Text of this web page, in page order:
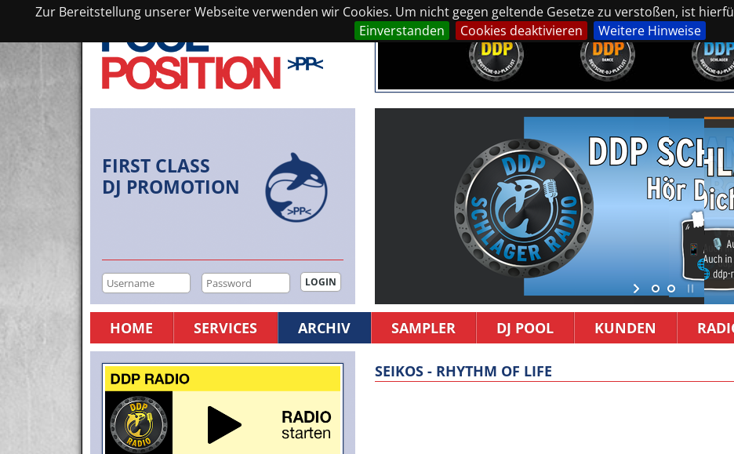
Zur Bereitstellung unserer Webseite verwenden wir Cookies. Um nicht gegen geltende Gesetze zu verstoßen, ist
Einverstanden
Cookies deaktivieren Weitere Hinweise
FIRST CLASS
DJ PROMOTION
HOME SERVICES ARCHIV SAMPLER DJ POOL KUNDEN
SEIKOS - RHYTHM OF LIFE